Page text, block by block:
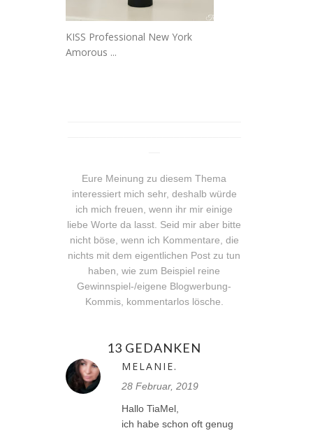
KISS Professional New York
Amorous ...
Eure Meinung zu diesem Thema
interessiert mich sehr, deshalb würde
ich mich freuen, wenn ihr mir einige
liebe Worte da lasst. Seid mir aber bitte
nicht böse, wenn ich Kommentare, die
nichts mit dem eigentlichen Post zu tun
haben, wie zum Beispiel reine
Gewinnspiel-/eigene Blogwerbung-
Kommis, kommentarlos lösche.
13 GEDANKEN
MELANIE.
28 Februar, 2019
Hallo TiaMel,
ich habe schon oft genug